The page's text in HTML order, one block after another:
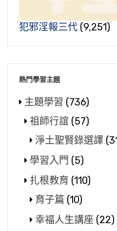
犯邪淫報三代 (9,251)
熱門學習主題
主題學習 (736)
祖師行誼 (57)
淨土聖賢錄選譯
學習入門 (5)
扎根教育 (110)
育子篇 (10)
幸福人生講座 (22)